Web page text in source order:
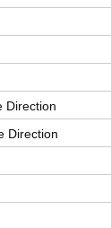
Direction
Direction